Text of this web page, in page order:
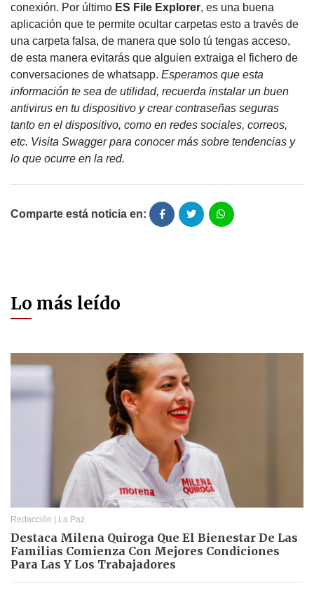
conexión. Por último ES File Explorer, es una buena
aplicación que te permite ocultar carpetas esto a través de
una carpeta falsa, de manera que solo tú tengas acceso,
de esta manera evitarás que alguien extraiga el fichero de
conversaciones de whatsapp. Esperamos que esta
información te sea de utilidad, recuerda instalar un buen
antivirus en tu dispositivo y crear contraseñas seguras
tanto en el dispositivo, como en redes sociales, correos,
etc. Visita Swagger para conocer más sobre tendencias y
lo que ocurre en la red.
Comparte está noticia en:
Lo más leído
Redacción La Paz
Destaca Milena Quiroga Que El Bienestar De Las
Familias Comienza Con Mejores Condiciones
Para Las Y Los Trabajadores